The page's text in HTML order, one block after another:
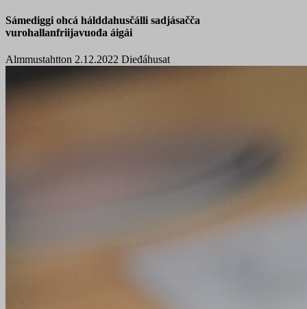
Sámediggi ohcá hálddahusčálli sadjásačča
vurohallanfriijavuođa áigái
Almmustahtton 2.12.2022 Dieđáhusat